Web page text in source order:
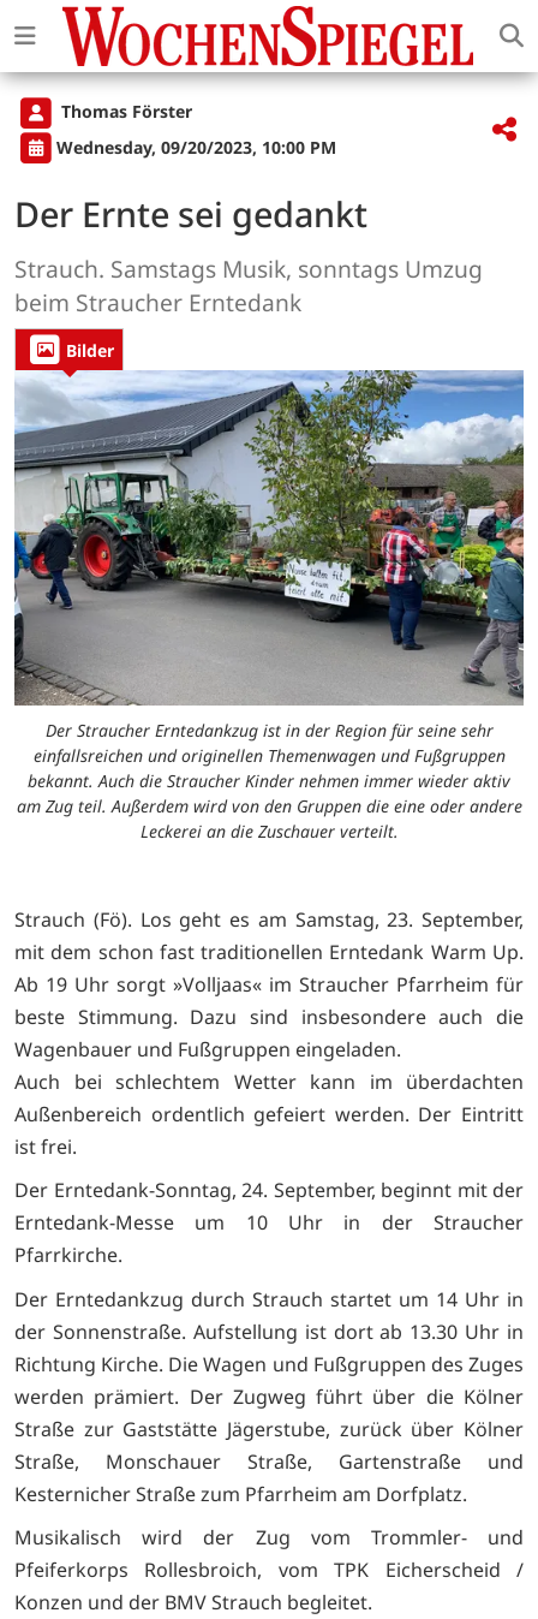
Thomas Förster
Wednesday, 09/20/2023, 10:00 PM
Der Ernte sei gedankt
Strauch. Samstags Musik, sonntags Umzug
beim Straucher Erntedank
Bilder
Der Straucher Erntedankzug ist in der Region für seine sehr
einfallsreichen und originellen Themenwagen und Fußgruppen
bekannt. Auch die Straucher Kinder nehmen immer wieder aktiv
am Zug teil. Außerdem wird von den Gruppen die eine oder andere
Leckerei an die Zuschauer verteilt.
Strauch (Fö). Los geht es am Samstag, 23. September,
mit dem schon fast traditionellen Erntedank Warm Up.
Ab 19 Uhr sorgt »Volljaas« im Straucher Pfarrheim für
beste Stimmung. Dazu sind insbesondere auch die
Wagenbauer und Fußgruppen eingeladen.
Auch bei schlechtem Wetter kann im überdachten
Außenbereich ordentlich gefeiert werden. Der Eintritt
ist frei.
Der Erntedank-Sonntag, 24. September, beginnt mit der
Erntedank-Messe um 10 Uhr in der Straucher
Pfarrkirche.
Der Erntedankzug durch Strauch startet um 14 Uhr in
der Sonnenstraße. Aufstellung ist dort ab 13.30 Uhr in
Richtung Kirche. Die Wagen und Fußgruppen des Zuges
werden prämiert. Der Zugweg führt über die Kölner
Straße zur Gaststätte Jägerstube, zurück über Kölner
Straße, Monschauer Straße, Gartenstraße und
Kesternicher Straße zum Pfarrheim am Dorfplatz.
Musikalisch wird der Zug vom Trommler- und
Pfeiferkorps Rollesbroich, vom TPK Eicherscheid /
Konzen und der BMV Strauch begleitet.